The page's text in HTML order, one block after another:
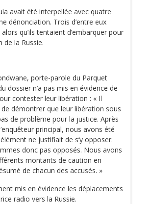
avait été interpellée avec quatre
dénonciation. Trois d’entre eux
qu’ils tentaient d’embarquer pour
de la Russie.
porte-parole du Parquet
dossier n’a pas mis en évidence de
contester leur libération : « Il
de démontrer que leur libération sous
de problème pour la justice. Après
principal, nous avons été
ne justifiait de s’y opposer.
donc pas opposés. Nous avons
montants de caution en
de chacun des accusés. »
mis en évidence les déplacements
radio vers la Russie.